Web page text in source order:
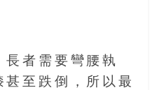
長者需要彎腰執
至跌倒，所以最